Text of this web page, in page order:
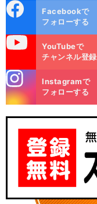
ok
Facebookで
フォローする
YouTubeで
チャンネル登録
m
Instagramで
フォローする